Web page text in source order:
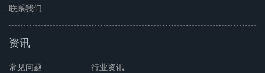
联系我们
资讯
常见问题 行业资讯